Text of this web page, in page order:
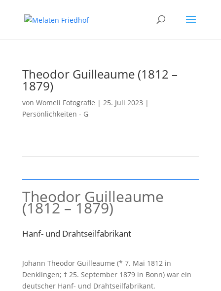
Theodor Guilleaume (1812 –
1879)
von Womeli Fotografie | 25. Juli 2023 |
Persönlichkeiten - G
Theodor Guilleaume
(1812 – 1879)
Hanf- und Drahtseilfabrikant
Johann Theodor Guilleaume (* 7. Mai 1812 in
Denklingen; † 25. September 1879 in Bonn) war ein
deutscher Hanf- und Drahtseilfabrikant.